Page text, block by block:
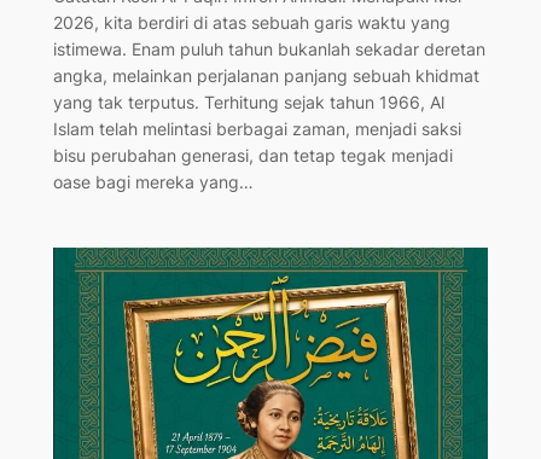
2026, kita berdiri di atas sebuah garis waktu yang
istimewa. Enam puluh tahun bukanlah sekadar deretan
angka, melainkan perjalanan panjang sebuah khidmat
yang tak terputus. Terhitung sejak tahun 1966, Al
Islam telah melintasi berbagai zaman, menjadi saksi
bisu perubahan generasi, dan tetap tegak menjadi
oase bagi mereka yang…